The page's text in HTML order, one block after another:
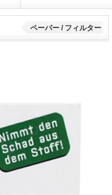
ペーパー / フィルター